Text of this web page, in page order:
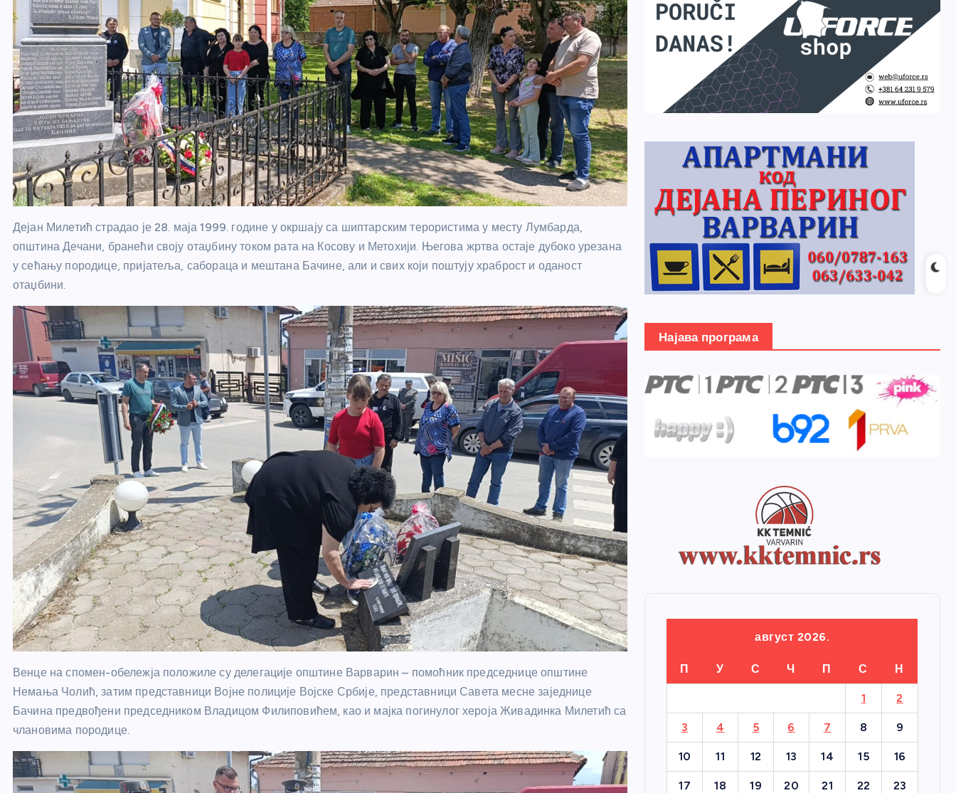
Дејан Милетић страдао је 28. маја 1999. године у окршају са шиптарским терористима у месту Лумбарда,
општина Дечани, бранећи своју отаџбину током рата на Косову и Метохији. Његова жртва остаје дубоко урезана
у сећању породице, пријатеља, сабораца и мештана Бачине, али и свих који поштују храброст и оданост
отаџбини.
Венце на спомен-обележја положиле су делегације општине Варварин – помоћник председнице општине
Немања Чолић, затим представници Војне полиције Војске Србије, представници Савета месне заједнице
Бачина предвођени председником Владицом Филиповићем, као и мајка погинулог хероја Живадинка Милетић са
члановима породице.
Најава програма
август 2026.
П У С Ч П С Н
1 2
3 4 5 6 7 8 9
10 11 12 13 14 15 16
17 18 19 20 21 22 23